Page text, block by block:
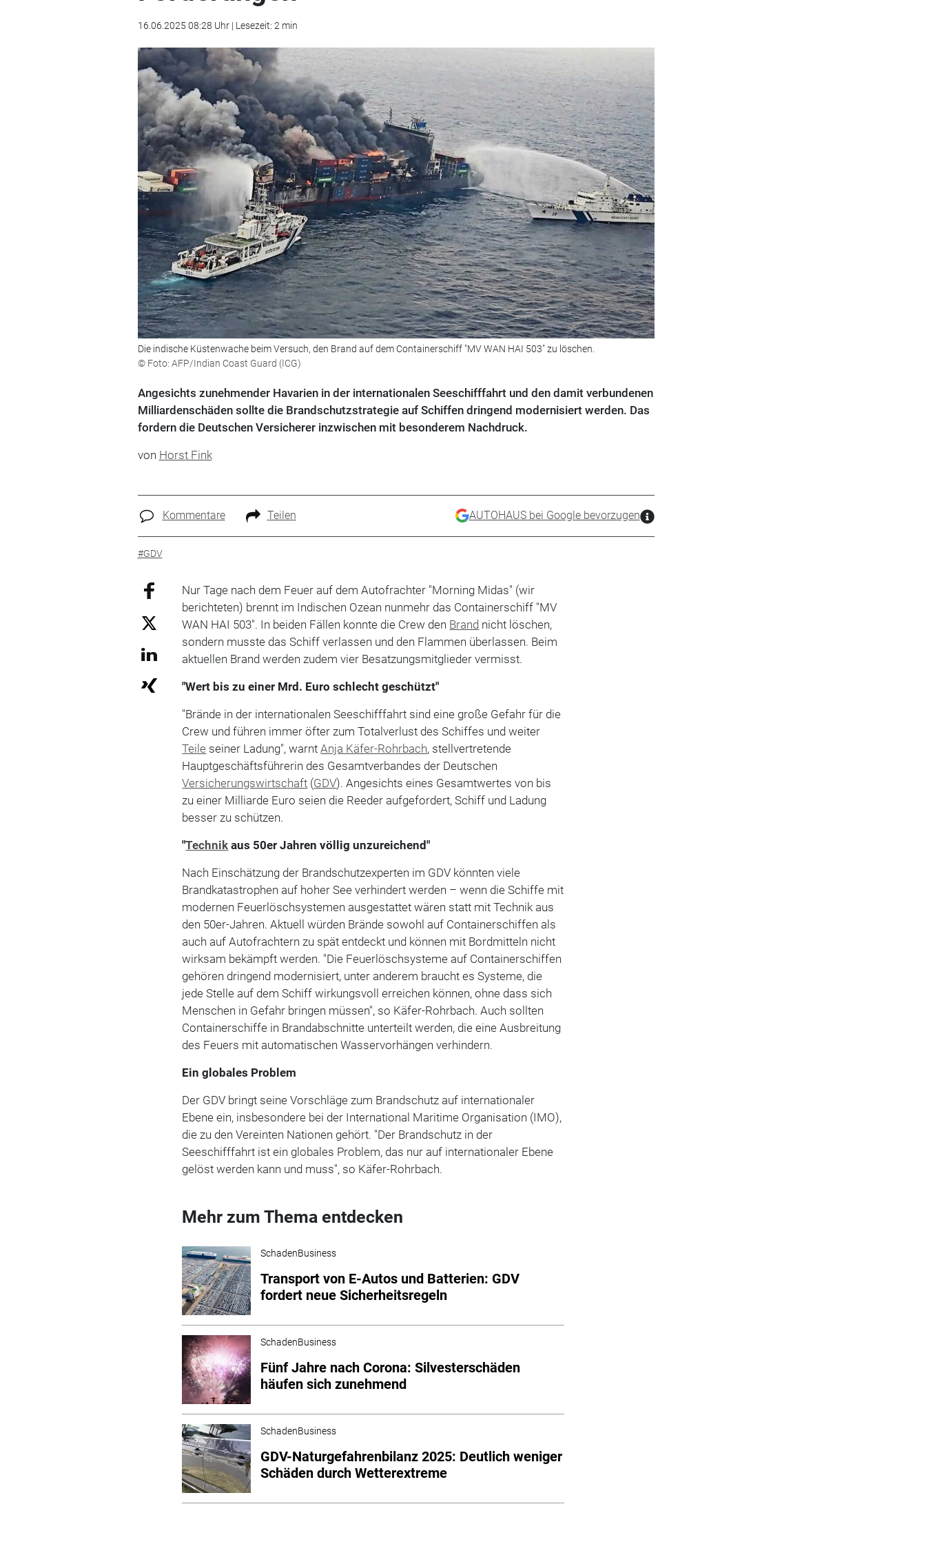
16.06.2025 08:28 Uhr | Lesezeit: 2 min
Die indische Küstenwache beim Versuch, den Brand auf dem Containerschiff "MV WAN HAI 503" zu löschen.
© Foto: AFP/Indian Coast Guard (ICG)
Angesichts zunehmender Havarien in der internationalen Seeschifffahrt und den damit verbundenen
Milliardenschäden sollte die Brandschutzstrategie auf Schiffen dringend modernisiert werden. Das
fordern die Deutschen Versicherer inzwischen mit besonderem Nachdruck.
von Horst Fink
Kommentare Teilen AUTOHAUS bei Google bevorzugen
#GDV
Nur Tage nach dem Feuer auf dem Autofrachter "Morning Midas" (wir
berichteten) brennt im Indischen Ozean nunmehr das Containerschiff "MV
WAN HAI 503". In beiden Fällen konnte die Crew den Brand nicht löschen,
sondern musste das Schiff verlassen und den Flammen überlassen. Beim
aktuellen Brand werden zudem vier Besatzungsmitglieder vermisst.
"Wert bis zu einer Mrd. Euro schlecht geschützt"
"Brände in der internationalen Seeschifffahrt sind eine große Gefahr für die
Crew und führen immer öfter zum Totalverlust des Schiffes und weiter
Teile seiner Ladung", warntAnja Käfer-Rohrbach, stellvertretende
Hauptgeschäftsführerin des Gesamtverbandes der Deutschen
Versicherungswirtschaft (GDV). Angesichts eines Gesamtwertes von bis
zu einer Milliarde Euro seien die Reeder aufgefordert, Schiff und Ladung
besser zu schützen.
"Technik aus 50er Jahren völlig unzureichend"
Nach Einschätzung der Brandschutzexperten im GDV könnten viele
Brandkatastrophen auf hoher See verhindert werden – wenn die Schiffe mit
modernen Feuerlöschsystemen ausgestattet wären statt mit Technik aus
den 50er-Jahren. Aktuell würden Brände sowohl auf Containerschiffen als
auch auf Autofrachtern zu spät entdeckt und können mit Bordmitteln nicht
wirksam bekämpft werden. "Die Feuerlöschsysteme auf Containerschiffen
gehören dringend modernisiert, unter anderem braucht es Systeme, die
jede Stelle auf dem Schiff wirkungsvoll erreichen können, ohne dass sich
Menschen in Gefahr bringen müssen", so Käfer-Rohrbach. Auch sollten
Containerschiffe in Brandabschnitte unterteilt werden, die eine Ausbreitung
des Feuers mit automatischen Wasservorhängen verhindern.
Ein globales Problem
Der GDV bringt seine Vorschläge zum Brandschutz auf internationaler
Ebene ein, insbesondere bei der International Maritime Organisation (IMO),
die zu den Vereinten Nationen gehört. "Der Brandschutz in der
Seeschifffahrt ist ein globales Problem, das nur auf internationaler Ebene
gelöst werden kann und muss", so Käfer-Rohrbach.
Mehr zum Thema entdecken
SchadenBusiness
Transport von E-Autos und Batterien: GDV
fordert neue Sicherheitsregeln
SchadenBusiness
Fünf Jahre nach Corona: Silvesterschäden
häufen sich zunehmend
SchadenBusiness
GDV-Naturgefahrenbilanz 2025: Deutlich weniger
Schäden durch Wetterextreme